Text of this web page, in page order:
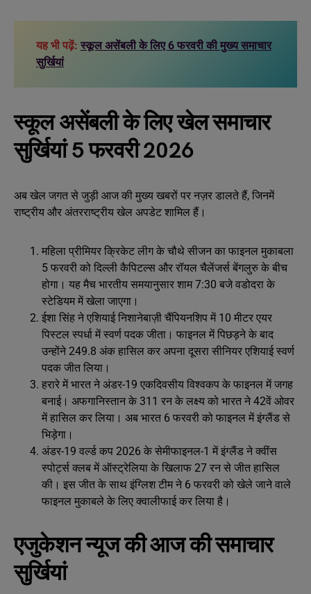
यह भी पढ़ें: स्कूल असेंबली के लिए 6 फरवरी की मुख्य समाचार
सुर्खियां
स्कूल असेंबली के लिए खेल समाचार
सुर्खियां 5 फरवरी 2026
अब खेल जगत से जुड़ी आज की मुख्य खबरों पर नज़र डालते हैं, जिनमें
राष्ट्रीय और अंतरराष्ट्रीय खेल अपडेट शामिल हैं।
महिला प्रीमियर क्रिकेट लीग के चौथे सीजन का फाइनल मुकाबला
5 फरवरी को दिल्ली कैपिटल्स और रॉयल चैलेंजर्स बेंगलुरु के बीच
होगा। यह मैच भारतीय समयानुसार शाम 7:30 बजे वडोदरा के
स्टेडियम में खेला जाएगा।
ईशा सिंह ने एशियाई निशानेबाज़ी चैंपियनशिप में 10 मीटर एयर
पिस्टल स्पर्धा में स्वर्ण पदक जीता। फाइनल में पिछड़ने के बाद
उन्होंने 249.8 अंक हासिल कर अपना दूसरा सीनियर एशियाई स्वर्ण
पदक जीत लिया।
हरारे में भारत ने अंडर-19 एकदिवसीय विश्वकप के फाइनल में जगह
बनाई। अफगानिस्तान के 311 रन के लक्ष्य को भारत ने 42वें ओवर
में हासिल कर लिया। अब भारत 6 फरवरी को फाइनल में इंग्लैंड से
भिड़ेगा।
अंडर-19 वर्ल्ड कप 2026 के सेमीफाइनल-1 में इंग्लैंड ने क्वींस
स्पोर्ट्स क्लब में ऑस्ट्रेलिया के खिलाफ 27 रन से जीत हासिल
की। इस जीत के साथ इंग्लिश टीम ने 6 फरवरी को खेले जाने वाले
फाइनल मुकाबले के लिए क्वालीफाई कर लिया है।
एजुकेशन न्यूज की आज की समाचार
सुर्खियां